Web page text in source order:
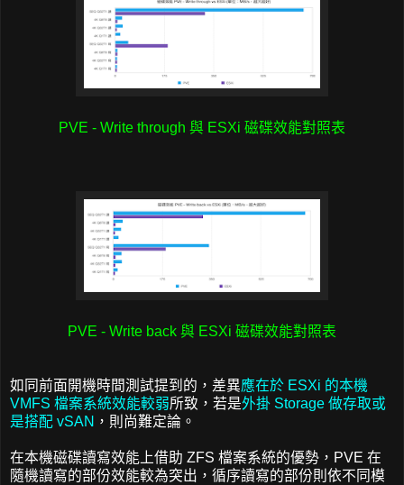
PVE - Write through 與 ESXi 磁碟效能對照表
PVE - Write back 與 ESXi 磁碟效能對照表
如同前面開機時間測試提到的，差異應在於 ESXi 的本機
VMFS 檔案系統效能較弱所致，若是外掛 Storage 做存取或
是搭配 vSAN ，則尚難定論。
在本機磁碟讀寫效能上借助 ZFS 檔案系統的優勢，PVE 在
隨機讀寫的部份效能較為突出，循序讀寫的部份則依不同模